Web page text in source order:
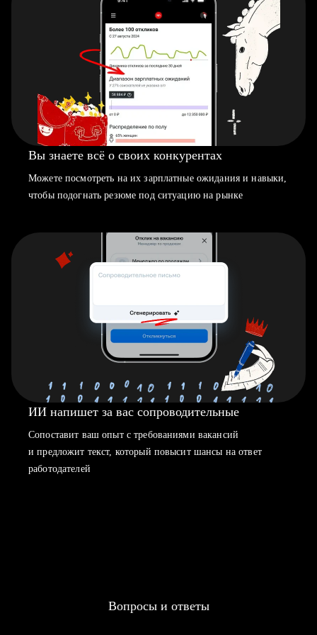
Вы знаете всё о своих конкурентах
Можете посмотреть на их зарплатные ожидания и навыки,
чтобы подогнать резюме под ситуацию на рынке
ИИ напишет за вас сопроводительные
Сопоставит ваш опыт с требованиями вакансий
и предложит текст, который повысит шансы на ответ
работодателей
Вопросы и ответы